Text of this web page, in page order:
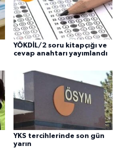
YÖKDİL/2 soru kitapçığı ve
cevap anahtarı yayımlandı
YKS tercihlerinde son gün
yarın